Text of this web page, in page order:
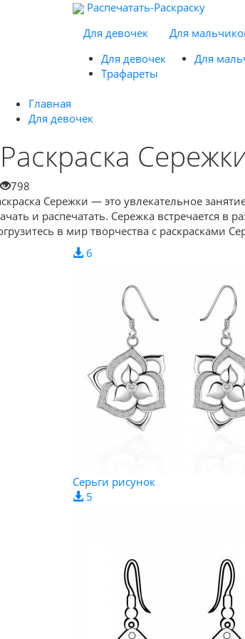
Распечатать-Раскраску
Для девочек
Для
Для девочек
Для
Трафареты
Главная
Для девочек
Раскраска
798
Сережки — это увлекательное
и распечатать. Сережка встречается
в мир творчества с раскрасками
6
Серьги рисунок
5